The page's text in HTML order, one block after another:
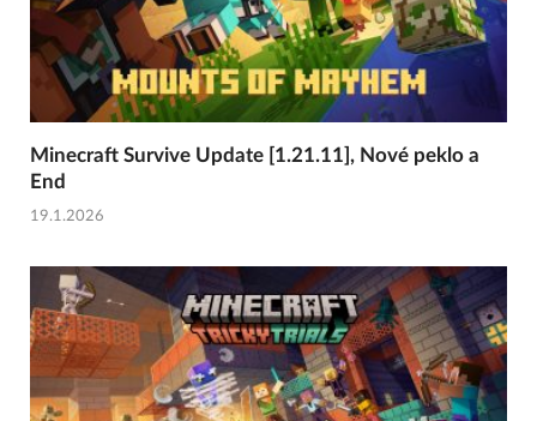
Minecraft Survive Update [1.21.11], Nové peklo a
End
19.1.2026